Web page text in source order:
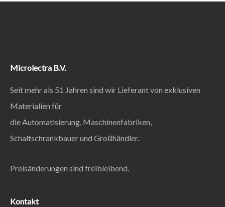
Microlectra B.V.
Seit mehr als 51 Jahren sind wir Lieferant von exklusiven
Materialien für
die Automatisierung, Maschinenfabriken,
Schaltschrankbauer und Großhändler.
Preisänderungen sind freibleibend.
Kontakt